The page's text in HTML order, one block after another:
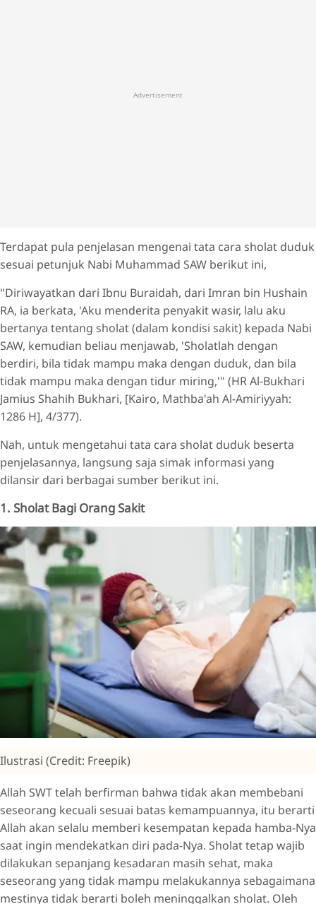
Advertisement
Terdapat pula penjelasan mengenai tata cara sholat duduk
sesuai petunjuk Nabi Muhammad SAW berikut ini,
"Diriwayatkan dari Ibnu Buraidah, dari Imran bin Hushain
RA, ia berkata, 'Aku menderita penyakit wasir, lalu aku
bertanya tentang sholat (dalam kondisi sakit) kepada Nabi
SAW, kemudian beliau menjawab, 'Sholatlah dengan
berdiri, bila tidak mampu maka dengan duduk, dan bila
tidak mampu maka dengan tidur miring,'" (HR Al-Bukhari
Jamius Shahih Bukhari, [Kairo, Mathba'ah Al-Amiriyyah:
1286 H], 4/377).
Nah, untuk mengetahui tata cara sholat duduk beserta
penjelasannya, langsung saja simak informasi yang
dilansir dari berbagai sumber berikut ini.
1. Sholat Bagi Orang Sakit
Ilustrasi (Credit: Freepik)
Allah SWT telah berfirman bahwa tidak akan membebani
seseorang kecuali sesuai batas kemampuannya, itu berarti
Allah akan selalu memberi kesempatan kepada hamba-Nya
saat ingin mendekatkan diri pada-Nya. Sholat tetap wajib
dilakukan sepanjang kesadaran masih sehat, maka
seseorang yang tidak mampu melakukannya sebagaimana
mestinya tidak berarti boleh meninggalkan sholat. Oleh